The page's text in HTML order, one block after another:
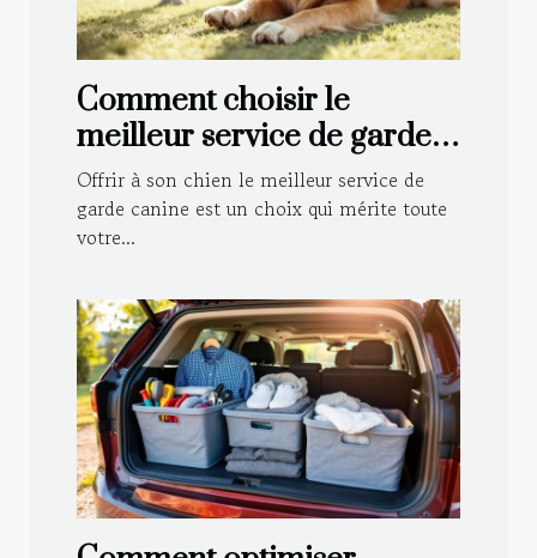
Comment choisir le
meilleur service de garde
canine pour votre
compagnon ?
Offrir à son chien le meilleur service de
garde canine est un choix qui mérite toute
votre...